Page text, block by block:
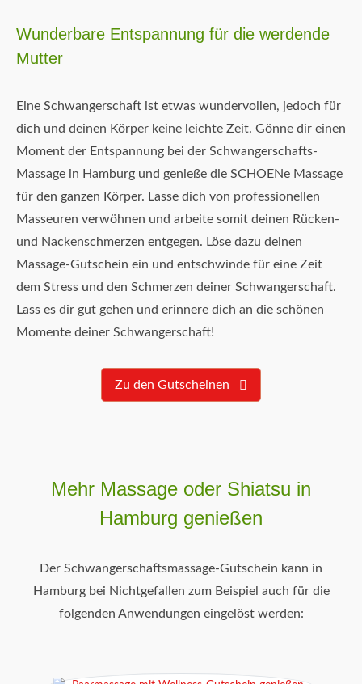
Wunderbare Entspannung für die werdende
Mutter
Eine Schwangerschaft ist etwas wundervollen, jedoch für
dich und deinen Körper keine leichte Zeit. Gönne dir einen
Moment der Entspannung bei der Schwangerschafts-
Massage in Hamburg und genieße die SCHOENe Massage
für den ganzen Körper. Lasse dich von professionellen
Masseuren verwöhnen und arbeite somit deinen Rücken-
und Nackenschmerzen entgegen. Löse dazu deinen
Massage-Gutschein ein und entschwinde für eine Zeit
dem Stress und den Schmerzen deiner Schwangerschaft.
Lass es dir gut gehen und erinnere dich an die schönen
Momente deiner Schwangerschaft!
Zu den Gutscheinen
Mehr Massage oder Shiatsu in
Hamburg genießen
Der Schwangerschaftsmassage-Gutschein kann in
Hamburg bei Nichtgefallen zum Beispiel auch für die
folgenden Anwendungen eingelöst werden: